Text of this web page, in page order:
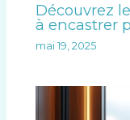
Découvrez
à encastrer
mai 19, 2025